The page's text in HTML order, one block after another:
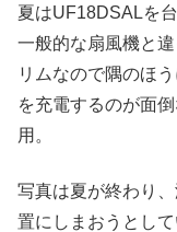
夏はUF18DSALを
一般的な扇風機と
リムなので隅のほ
を充電するのが面
用。
写真は夏が終わり
置にしまおうとし